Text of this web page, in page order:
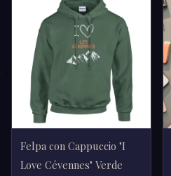
Felpa con Cappuccio "I
Love Cévennes" Verde